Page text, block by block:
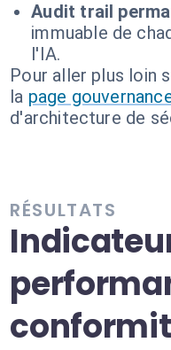
Audit trail
immuable de
l'IA.
Pour aller plus loin
la page
d'architecture de
RÉSULTATS